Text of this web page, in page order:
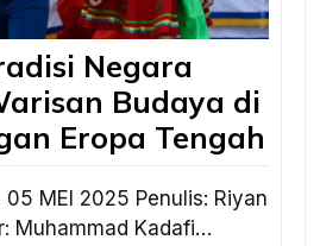
Negara
Budaya di
Eropa Tengah
MEI 2025 Penulis: Riyan
Muhammad Kadafi…